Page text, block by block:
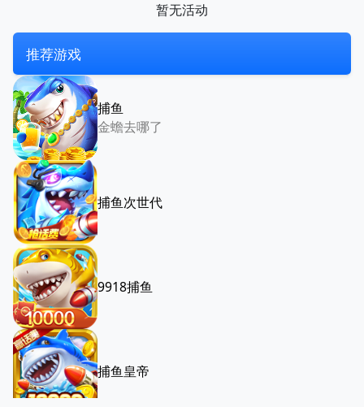
暂无活动
推荐游戏
捕鱼
金蟾去哪了
捕鱼次世代
9918捕鱼
捕鱼皇帝